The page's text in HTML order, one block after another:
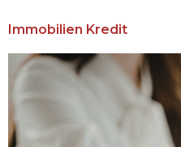
Immobilien Kredit